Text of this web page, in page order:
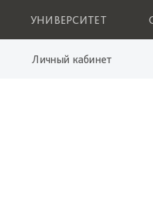
УНИВЕРСИТЕТ
Личный кабинет